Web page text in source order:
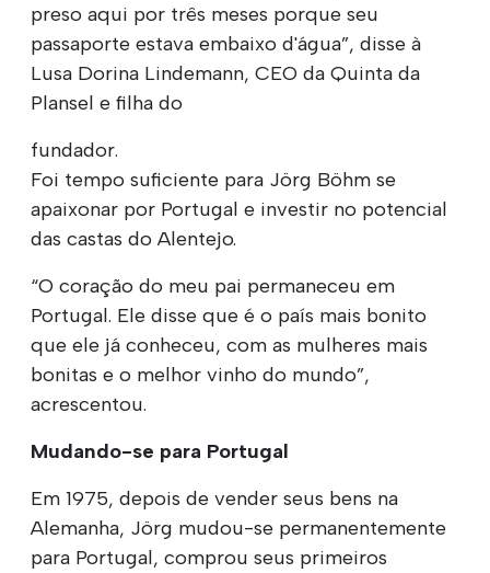
preso aqui por três meses porque seu
passaporte estava embaixo d'água”, disse à
Lusa Dorina Lindemann, CEO da Quinta da
Plansel e filha do
fundador.
Foi tempo suficiente para Jörg Böhm se
apaixonar por Portugal e investir no potencial
das castas do Alentejo.
“O coração do meu pai permaneceu em
Portugal. Ele disse que é o país mais bonito
que ele já conheceu, com as mulheres mais
bonitas e o melhor vinho do mundo”,
acrescentou.
Mudando-se para Portugal
Em 1975, depois de vender seus bens na
Alemanha, Jörg mudou-se permanentemente
para Portugal, comprou seus primeiros